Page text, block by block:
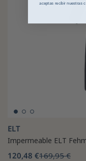
ELT
Impermeable ELT
120,48 €169,95 €
aceptas recibir nuestras